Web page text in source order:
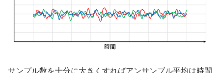
サンプル数を十分に大きくすればアンサンブル平均は時間